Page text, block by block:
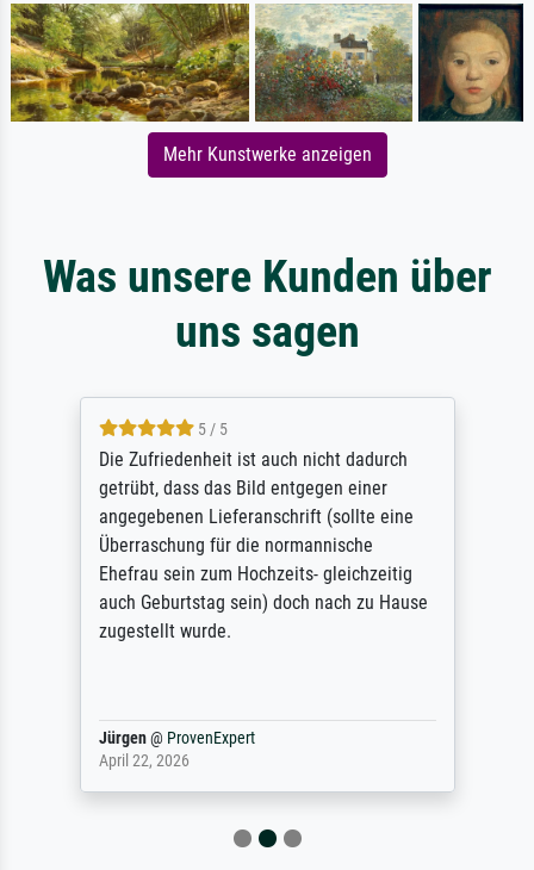
Mehr Kunstwerke anzeigen
Was unsere Kunden über
uns sagen
5 / 5
Die Zufriedenheit ist auch nicht dadurch
getrübt, dass das Bild entgegen einer
angegebenen Lieferanschrift (sollte eine
Überraschung für die normannische
Ehefrau sein zum Hochzeits- gleichzeitig
auch Geburtstag sein) doch nach zu Hause
zugestellt wurde.
Jürgen@ ProvenExpert
April 22, 2026